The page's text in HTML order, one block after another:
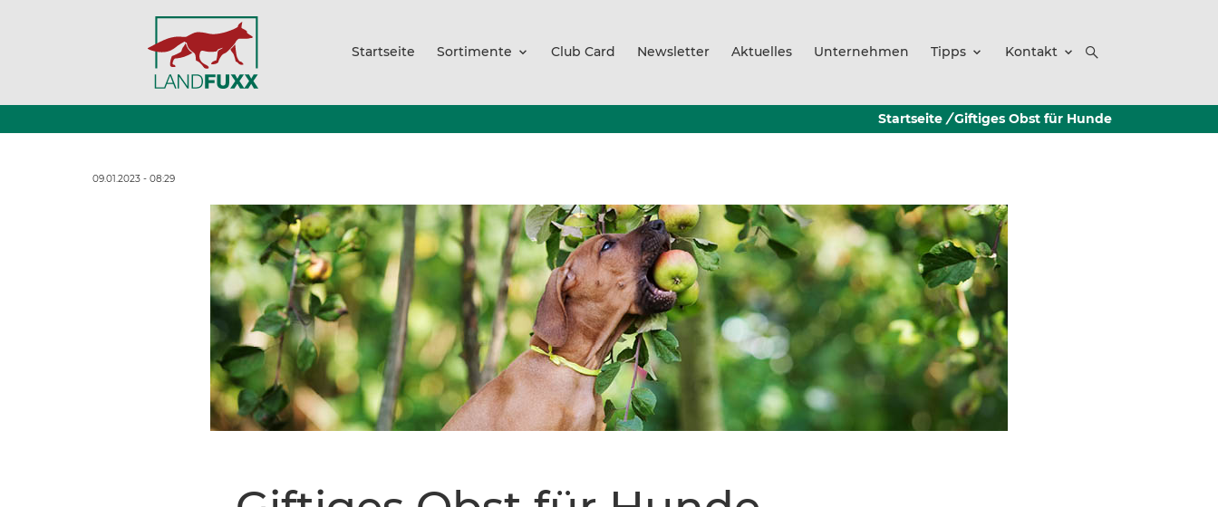
Startseite Sortimente Club Card Newsletter Aktuelles Unternehmen Tipps Kontakt
Startseite / Giftiges Obst für Hunde
09.01.2023 - 08:29